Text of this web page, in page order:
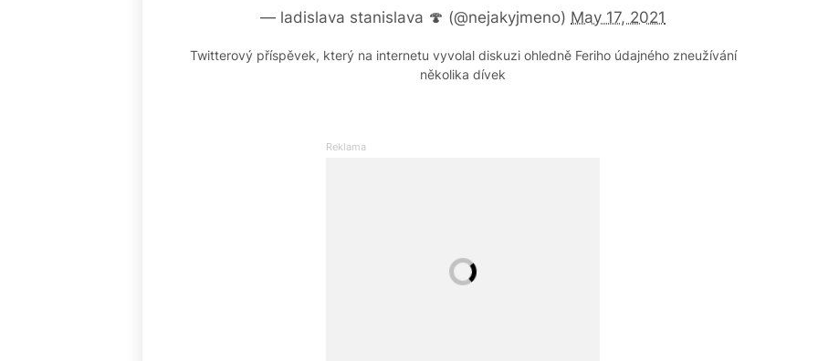
— ladislava stanislava 🍄 (@nejakyjmeno) May 17, 2021
Twitterový příspěvek, který na internetu vyvolal diskuzi ohledně Feriho údajného zneužívání
několika dívek